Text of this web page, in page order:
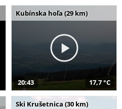
Kubínska hoľa (29 km)
20:43 17,7 °C
Ski Krušetnica (30 km)